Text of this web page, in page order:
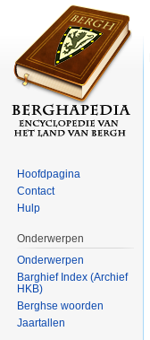
Hoofdpagina
Contact
Hulp
Onderwerpen
Onderwerpen
Barghief Index (Archief
HKB)
Berghse woorden
Jaartallen